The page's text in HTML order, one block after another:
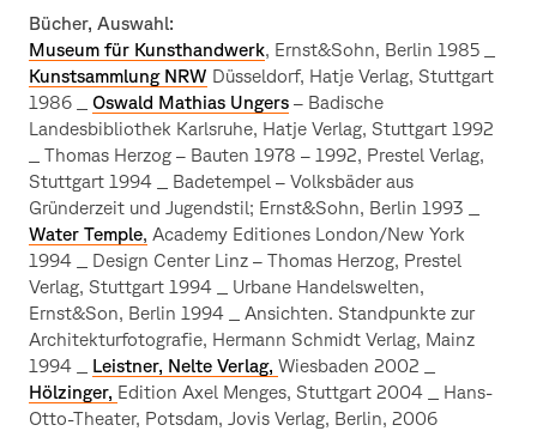
Bücher, Auswahl:
Museum für Kunsthandwerk, Ernst&Sohn, Berlin 1985 _
Kunstsammlung NRW Düsseldorf, Hatje Verlag, Stuttgart
1986 _ Oswald Mathias Ungers – Badische
Landesbibliothek Karlsruhe, Hatje Verlag, Stuttgart 1992
_ Thomas Herzog – Bauten 1978 – 1992, Prestel Verlag,
Stuttgart 1994 _ Badetempel – Volksbäder aus
Gründerzeit und Jugendstil; Ernst&Sohn, Berlin 1993 _
Water Temple, Academy Editiones London/New York
1994 _ Design Center Linz – Thomas Herzog, Prestel
Verlag, Stuttgart 1994 _ Urbane Handelswelten,
Ernst&Son, Berlin 1994 _ Ansichten. Standpunkte zur
Architekturfotografie, Hermann Schmidt Verlag, Mainz
1994 _ Leistner, Nelte Verlag, Wiesbaden 2002 _
Hölzinger, Edition Axel Menges, Stuttgart 2004 _ Hans-
Otto-Theater, Potsdam, Jovis Verlag, Berlin, 2006